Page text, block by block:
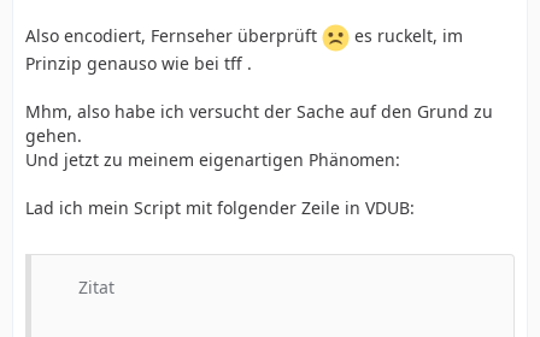
Also encodiert, Fernseher überprüft
es ruckelt, im
Prinzip genauso wie bei tff .
Mhm, also habe ich versucht der Sache auf den Grund zu
gehen.
Und jetzt zu meinem eigenartigen Phänomen:
Lad ich mein Script mit folgender Zeile in VDUB:
Zitat